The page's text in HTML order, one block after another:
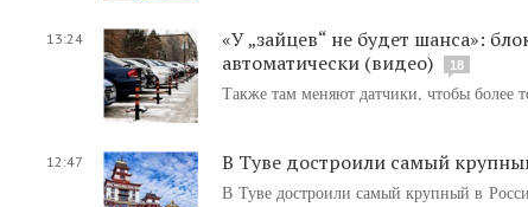
13:24
«У „зайцев“ не будет шанса»:
автоматически (видео)
18
Также там меняют датчики, чтобы более
12:47 В Туве достроили самый
В Туве достроили самый крупный в